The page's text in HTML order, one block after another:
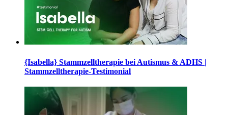
{Isabella} Stammzelltherapie bei Autismus & ADHS |
Stammzelltherapie-Testimonial